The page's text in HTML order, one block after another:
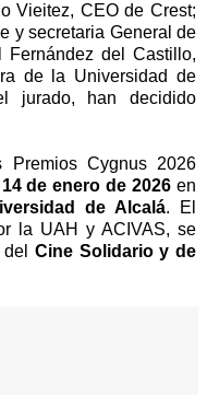
Vieitez, CEO de Crest;
y secretaria General de
del Castillo,
de la Universidad de
jurado, han decidido
Premios Cygnus 2026
de enero de 2026 en
de Alcalá. El
la UAH y ACIVAS, se
Cine Solidario y de